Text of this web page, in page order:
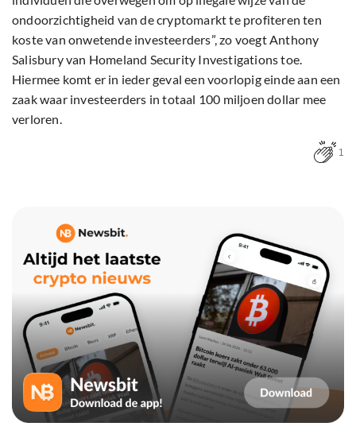
ondoorzichtigheid van de cryptomarkt te profiteren ten
koste van onwetende investeerders”, zo voegt Anthony
Salisbury van Homeland Security Investigations toe.
Hiermee komt er in ieder geval een voorlopig einde aan een
zaak waar investeerders in totaal 100 miljoen dollar mee
verloren.
1